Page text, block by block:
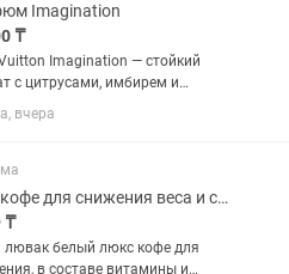
Imagination
₸
Imagination — стойкий
с цитрусами, имбирем и
Концентрация 30%,
до 24 часов. Люкс копия 1:1
вчера
Кето кофе для снижения веса и сахара , минус 5-8 кг без диет и спорта
₸
лювак белый люкс кофе для
в составе витамины и